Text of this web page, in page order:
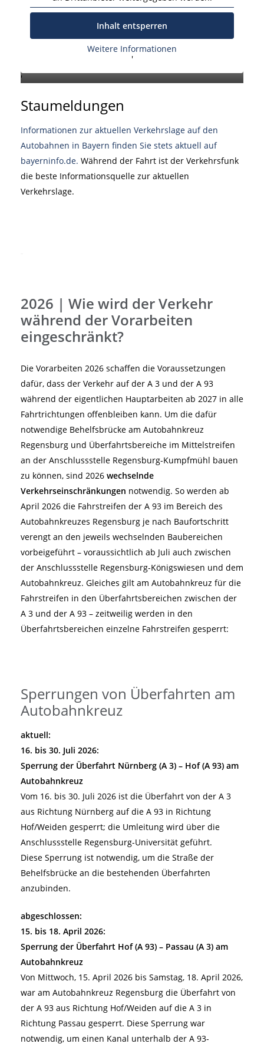
Inhalt entsperren
Weitere Informationen
'
'
Staumeldungen
Informationen zur aktuellen Verkehrslage auf den
Autobahnen in Bayern finden Sie stets aktuell auf
bayerninfo.de. Während der Fahrt ist der Verkehrsfunk
die beste Informationsquelle zur aktuellen
Verkehrslage.
2026 | Wie wird der Verkehr
während der Vorarbeiten
eingeschränkt?
Die Vorarbeiten 2026 schaffen die Voraussetzungen
dafür, dass der Verkehr auf der A 3 und der A 93
während der eigentlichen Hauptarbeiten ab 2027 in alle
Fahrtrichtungen offenbleiben kann. Um die dafür
notwendige Behelfsbrücke am Autobahnkreuz
Regensburg und Überfahrtsbereiche im Mittelstreifen
an der Anschlussstelle Regensburg-Kumpfmühl bauen
zu können, sind 2026 wechselnde
Verkehrseinschränkungen notwendig. So werden ab
April 2026 die Fahrstreifen der A 93 im Bereich des
Autobahnkreuzes Regensburg je nach Baufortschritt
verengt an den jeweils wechselnden Baubereichen
vorbeigeführt – voraussichtlich ab Juli auch zwischen
der Anschlussstelle Regensburg-Königswiesen und dem
Autobahnkreuz. Gleiches gilt am Autobahnkreuz für die
Fahrstreifen in den Überfahrtsbereichen zwischen der
A 3 und der A 93 – zeitweilig werden in den
Überfahrtsbereichen einzelne Fahrstreifen gesperrt:
Sperrungen von Überfahrten am
Autobahnkreuz
aktuell:
16. bis 30. Juli 2026:
Sperrung der Überfahrt Nürnberg (A 3) – Hof (A 93) am
Autobahnkreuz
Vom 16. bis 30. Juli 2026 ist die Überfahrt von der A 3
aus Richtung Nürnberg auf die A 93 in Richtung
Hof/Weiden gesperrt; die Umleitung wird über die
Anschlussstelle Regensburg-Universität geführt.
Diese Sperrung ist notwendig, um die Straße der
Behelfsbrücke an die bestehenden Überfahrten
anzubinden.
abgeschlossen:
15. bis 18. April 2026:
Sperrung der Überfahrt Hof (A 93) – Passau (A 3) am
Autobahnkreuz
Von Mittwoch, 15. April 2026 bis Samstag, 18. April 2026,
war am Autobahnkreuz Regensburg die Überfahrt von
der A 93 aus Richtung Hof/Weiden auf die A 3 in
Richtung Passau gesperrt. Diese Sperrung war
notwendig, um einen Kanal unterhalb der A 93-